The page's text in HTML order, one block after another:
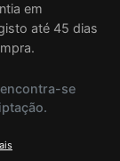
em
até 45 dias
se